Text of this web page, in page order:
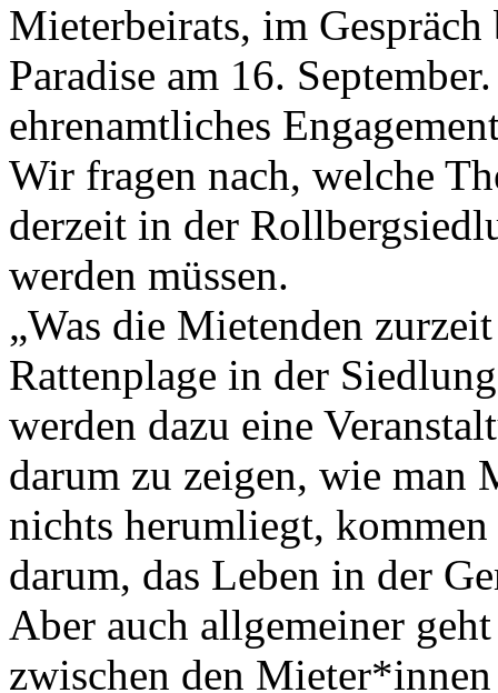
Mieterbeirats, im
Paradise am 16.
ehrenamtliches
Wir fragen nach, welche
derzeit in der
werden müssen.
„Was die Mietenden
Rattenplage in der
werden dazu eine
darum zu zeigen, wie man
nichts herumliegt,
darum, das Leben in der
Aber auch allgemeiner
zwischen den